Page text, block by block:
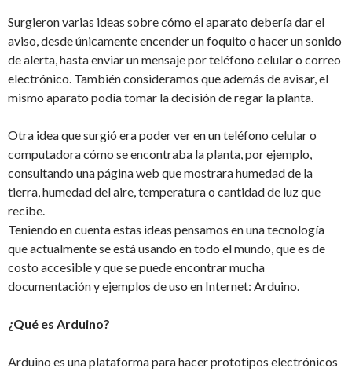
Surgieron varias ideas sobre cómo el aparato debería dar el
aviso, desde únicamente encender un foquito o hacer un sonido
de alerta, hasta enviar un mensaje por teléfono celular o correo
electrónico. También consideramos que además de avisar, el
mismo aparato podía tomar la decisión de regar la planta.
Otra idea que surgió era poder ver en un teléfono celular o
computadora cómo se encontraba la planta, por ejemplo,
consultando una página web que mostrara humedad de la
tierra, humedad del aire, temperatura o cantidad de luz que
recibe.
Teniendo en cuenta estas ideas pensamos en una tecnología
que actualmente se está usando en todo el mundo, que es de
costo accesible y que se puede encontrar mucha
documentación y ejemplos de uso en Internet: Arduino.
¿Qué es Arduino?
Arduino es una plataforma para hacer prototipos electrónicos